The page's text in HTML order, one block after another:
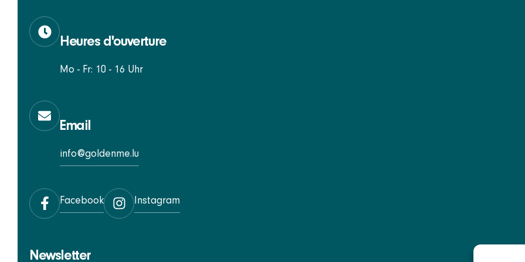
Heures d'ouverture
Mo - Fr: 10 - 16 Uhr
Email
info@goldenme.lu
Facebook Instagram
Newsletter